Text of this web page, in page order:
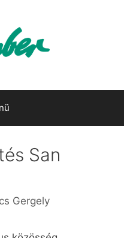
San
Gergely